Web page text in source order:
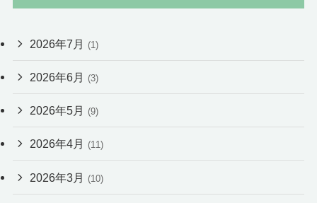
2026年7月 (1)
2026年6月 (3)
2026年5月 (9)
2026年4月 (11)
2026年3月 (10)